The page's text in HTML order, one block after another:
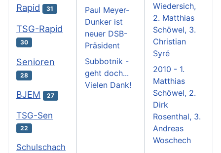
Rapid 31
TSG-Rapid
30
Senioren
28
BJEM 27
TSG-Sen
22
Schulschach
Paul Meyer-
Dunker ist
neuer DSB-
Präsident
Subbotnik -
geht doch...
Vielen Dank!
Wiedersich,
2. Matthias
Schöwel, 3.
Christian
Syré
2010 - 1.
Matthias
Schöwel, 2.
Dirk
Rosenthal, 3.
Andreas
Woschech